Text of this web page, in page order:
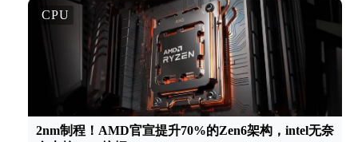
CPU
2nm制程！AMD官宣提升70%的Zen6架构，intel无奈